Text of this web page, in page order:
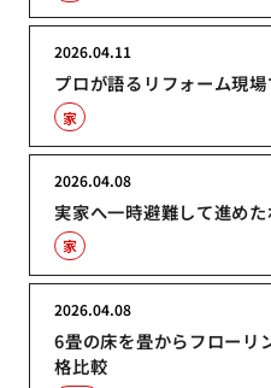
プロが語るリフォーム現
2026.04.11
家
実家へ一時避難して進め
2026.04.08
家
6畳の床を畳からフローリ
格比較
2026.04.08